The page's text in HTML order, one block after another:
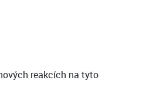
reakcích na tyto